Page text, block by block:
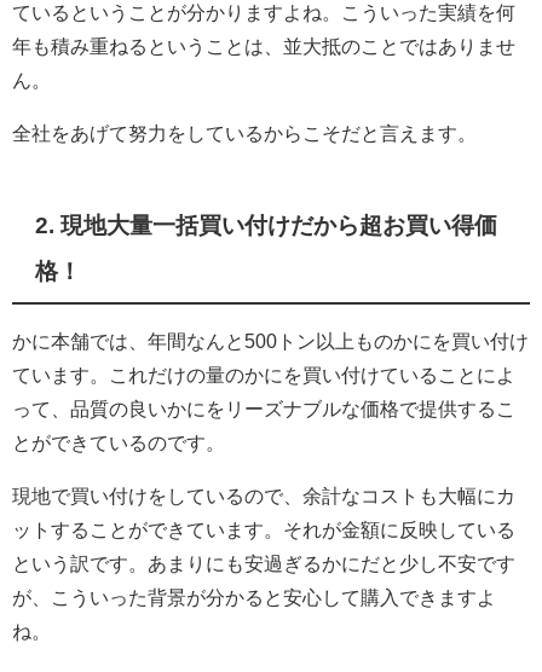
ているということが分かりますよね。
こういった実績を何
年も積み重ねるということは、 並大抵のことではありませ
ん。
全社をあげて努力をしているからこそだと言えます。
2. 現地大量一括買い付けだから超お買い得価
格！
かに本舗では、 年間なんと500トン以上ものかにを買い付け
ています。
これだけの量のかにを買い付けていることによ
って、 品質の良いかにをリーズナブルな価格で提供するこ
とができているのです。
現地で買い付けをしているので、 余計なコストも大幅にカ
ットすることができています。 それが金額に反映している
という訳です。 あまりにも安過ぎるかにだと少し不安です
が、
こういった背景が分かると安心して購入できますよ
ね。